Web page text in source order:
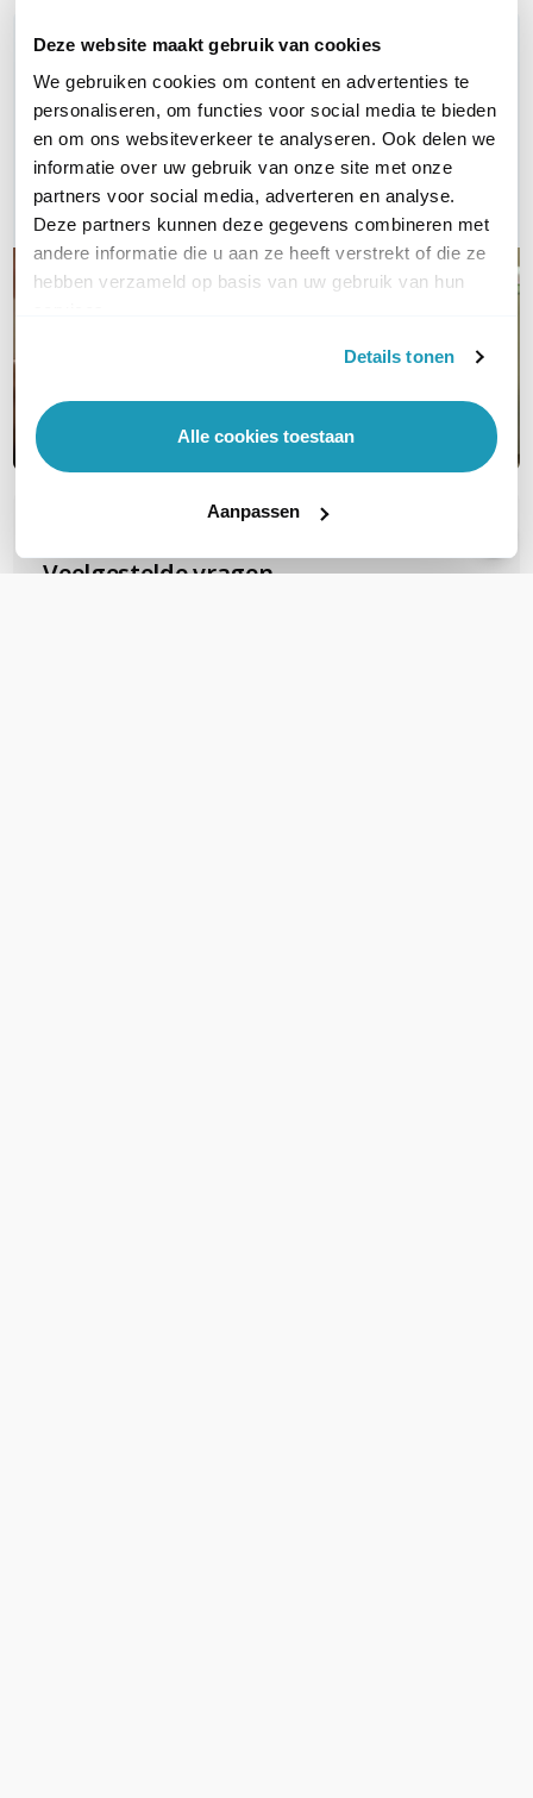
Deze website maakt gebruik van cookies
We gebruiken cookies om content en advertenties te
personaliseren, om functies voor social media te bieden
en om ons websiteverkeer te analyseren. Ook delen we
informatie over uw gebruik van onze site met onze
partners voor social media, adverteren en analyse.
Deze partners kunnen deze gegevens combineren met
andere informatie die u aan ze heeft verstrekt of die ze
hebben verzameld op basis van uw gebruik van hun
Details tonen
Alle cookies toestaan
Aanpassen
WIL JIJ ADVIES OP MAAT?
Vraag het onze experts!
Bel ons
E-mail
Veelgestelde vragen